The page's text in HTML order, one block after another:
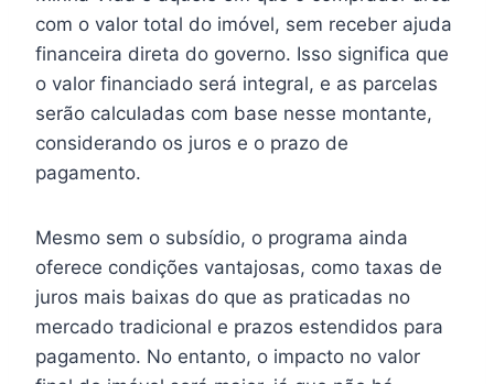
com o valor total do imóvel, sem receber ajuda
financeira direta do governo. Isso significa que
o valor financiado será integral, e as parcelas
serão calculadas com base nesse montante,
considerando os juros e o prazo de
pagamento.
Mesmo sem o subsídio, o programa ainda
oferece condições vantajosas, como taxas de
juros mais baixas do que as praticadas no
mercado tradicional e prazos estendidos para
pagamento. No entanto, o impacto no valor